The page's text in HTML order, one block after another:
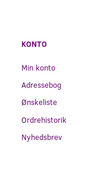
KONTO
Min konto
Adressebog
Ønskeliste
Ordrehistorik
Nyhedsbrev